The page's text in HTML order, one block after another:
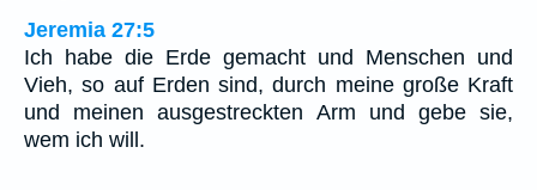
Jeremia 27:5
Ich habe die Erde gemacht und Menschen und
Vieh, so auf Erden sind, durch meine große Kraft
und meinen ausgestreckten Arm und gebe sie,
wem ich will.